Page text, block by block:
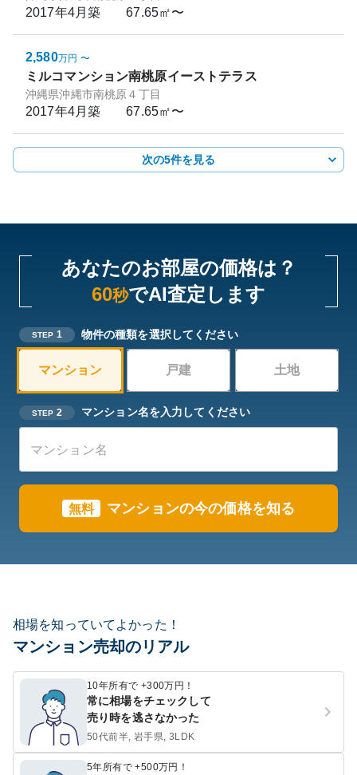
2017年4月築 67.65㎡〜
2,580万円 〜
ミルコマンション南桃原イーストテラス
沖縄県沖縄市南桃原４丁目
2017年4月築 67.65㎡〜
次の5件を見る
あなたのお部屋の価格は？
60秒でAI査定します
STEP 1 物件の種類を選択してください
マンション 戸建 土地
STEP 2 マンション名を入力してください
無料 マンションの今の価格を知る
相場を知っていてよかった！
マンション売却のリアル
10年所有で +300万円！
常に相場をチェックして
売り時を逃さなかった
50代前半, 岩手県, 3LDK
5年所有で +500万円！